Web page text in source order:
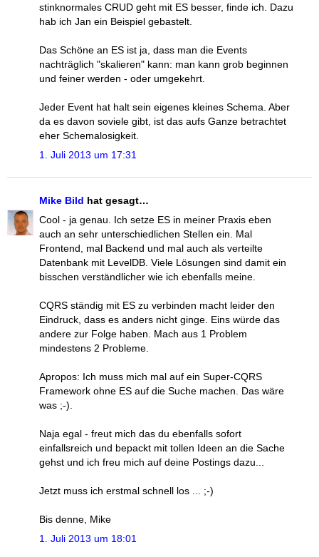
stinknormales CRUD geht mit ES besser, finde ich. Dazu
hab ich Jan ein Beispiel gebastelt.
Das Schöne an ES ist ja, dass man die Events
nachträglich "skalieren" kann: man kann grob beginnen
und feiner werden - oder umgekehrt.
Jeder Event hat halt sein eigenes kleines Schema. Aber
da es davon soviele gibt, ist das aufs Ganze betrachtet
eher Schemalosigkeit.
1. Juli 2013 um 17:31
Mike Bild hat gesagt…
Cool - ja genau. Ich setze ES in meiner Praxis eben
auch an sehr unterschiedlichen Stellen ein. Mal
Frontend, mal Backend und mal auch als verteilte
Datenbank mit LevelDB. Viele Lösungen sind damit ein
bisschen verständlicher wie ich ebenfalls meine.
CQRS ständig mit ES zu verbinden macht leider den
Eindruck, dass es anders nicht ginge. Eins würde das
andere zur Folge haben. Mach aus 1 Problem
mindestens 2 Probleme.
Apropos: Ich muss mich mal auf ein Super-CQRS
Framework ohne ES auf die Suche machen. Das wäre
was ;-).
Naja egal - freut mich das du ebenfalls sofort
einfallsreich und bepackt mit tollen Ideen an die Sache
gehst und ich freu mich auf deine Postings dazu...
Jetzt muss ich erstmal schnell los ... ;-)
Bis denne, Mike
1. Juli 2013 um 18:01